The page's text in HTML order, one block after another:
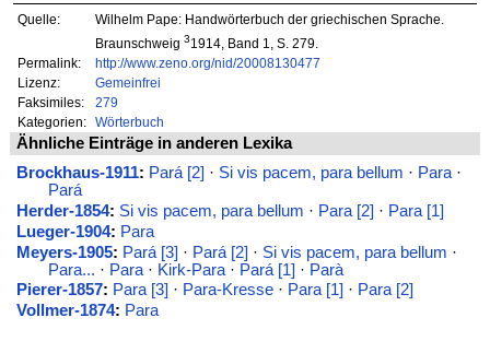
Quelle:
Wilhelm Pape: Handwörterbuch der griechischen Sprache.
Braunschweig 31914, Band 1, S. 279.
Permalink:
http://www.zeno.org/nid/20008130477
Lizenz:
Gemeinfrei
Faksimiles:
279
Kategorien:
Wörterbuch
Ähnliche Einträge in anderen Lexika
Brockhaus-1911: Pará [2] · Si vis pacem, para bellum · Para·
Pará
Herder-1854: Si vis pacem, para bellum · Para [2] · Para [1]
Lueger-1904: Para
Meyers-1905: Pará [3] · Pará [2] · Si vis pacem, para bellum ·
Para... · Para· Kirk-Para· Pará [1] · Parà
Pierer-1857: Para [3] · Para-Kresse· Para [1] · Para [2]
Vollmer-1874: Para